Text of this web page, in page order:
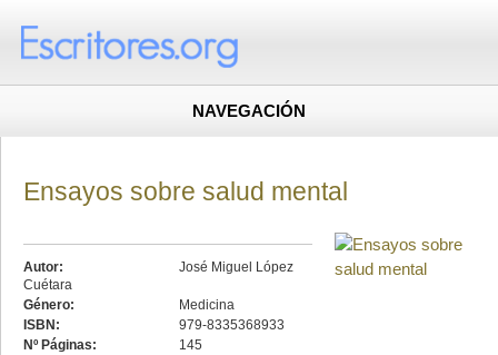
NAVEGACIÓN
Ensayos sobre salud mental
Autor:
José Miguel López
Cuétara
Género:
Medicina
ISBN:
979-8335368933
Nº Páginas:
145